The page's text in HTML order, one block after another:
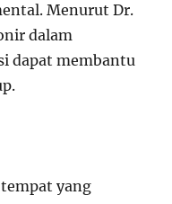
Menurut Dr.
dalam
dapat membantu
yang